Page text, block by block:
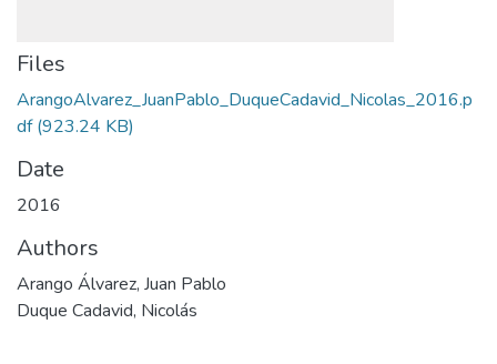
Files
ArangoAlvarez_JuanPablo_DuqueCadavid_Nicolas_2016.p
df(923.24 KB)
Date
2016
Authors
Arango Álvarez, Juan Pablo
Duque Cadavid, Nicolás